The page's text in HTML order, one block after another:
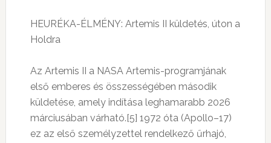
HEURÉKA-ÉLMÉNY: Artemis II küldetés, úton a
Holdra
Az Artemis II a NASA Artemis-programjának
első emberes és összességében második
küldetése, amely indítása leghamarabb 2026
márciusában várható.[5] 1972 óta (Apollo–17)
ez az első személyzettel rendelkező űrhajó,